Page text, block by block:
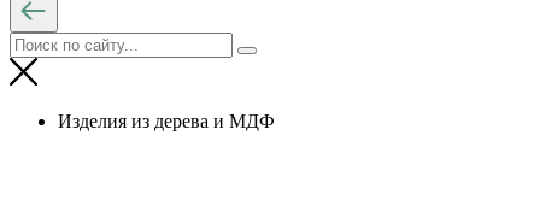
Изделия из дерева и МДФ